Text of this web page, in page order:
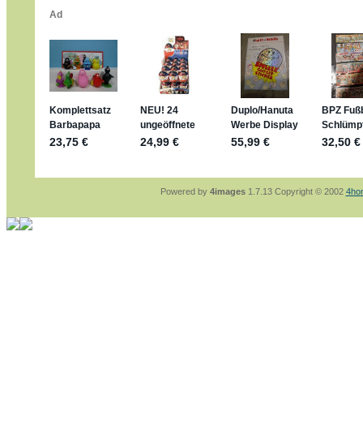
Für die Figuren VC307, 310, 318 und 326
mein Enkel hat die leider weggeworfen
jan-lukas:
geschrieben am: 29. 4. 2026 -
https://www.ferrero-
sammelspass.de/einladung/
jan-lukas:
geschrieben am: 28. 4. 2026 -
stimmt, jetzt fällt es mir auch ein
*Bussi*
Bonsaipanther:
geschrieben am: 28. 4.
So habe ich das in Erinnerung ... oder?
jan-lukas:geschrieben am: 28. 4. 2026 -
Powered by 4images1.7.13 Copyright © 2002